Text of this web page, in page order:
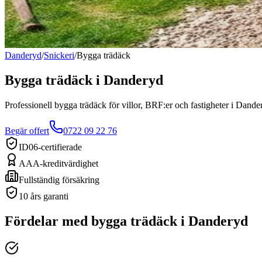
Danderyd/Snickeri/Bygga trädäck
Bygga trädäck i Danderyd
Professionell bygga trädäck för villor, BRF:er och fastigheter i
Begär offert
0722 09 22 76
ID06-certifierade
AAA-kreditvärdighet
Fullständig försäkring
10 års garanti
Fördelar med bygga trädäck i Danderyd